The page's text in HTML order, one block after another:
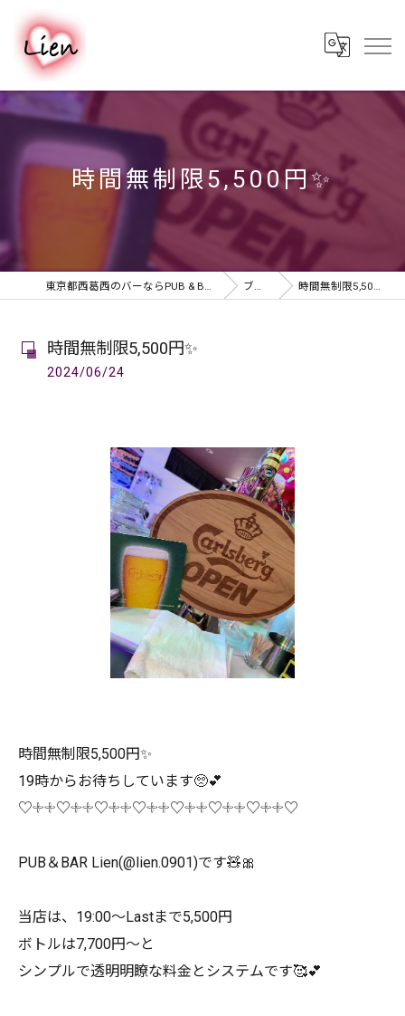
時間無制限5,500円✨
東京都西葛西のバーならPUB & BAR Lien ブログ 時間無制限5,500円✨
時間無制限5,500円✨
2024/06/24
時間無制限5,500円✨
19時からお待ちしています🥺💕
♡𓇬𓇬♡𓇬𓇬♡𓇬𓇬♡𓇬𓇬♡𓇬𓇬♡𓇬𓇬♡𓇬𓇬♡
PUB＆BAR Lien(@lien.0901)です🧸🎀
当店は、19:00～Lastまで5,500円
ボトルは7,700円～と
シンプルで透明明瞭な料金とシステムです🥰💕